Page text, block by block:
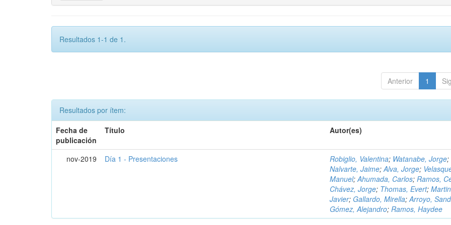
Resultados 1-1 de 1.
Anterior 1
Resultados por ítem:
Fecha de
publicación
Título Autor(es)
nov-2019 Día 1 - Presentaciones Robiglio, Valentina; Watanabe, Jorge;
Nalvarte, Jaime;Alva, Jorge;
Manuel;Ahumada, Carlos;Ramos,
Chávez, Jorge; Thomas, Evert;
Javier; Gallardo, Mirella;Arroyo,
Gómez, Alejandro;Ramos, Haydee